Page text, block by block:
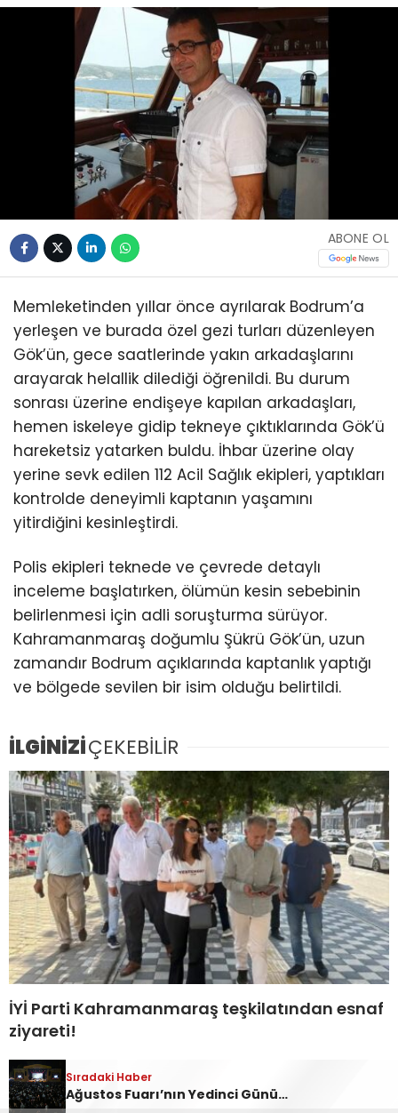
ABONE OL
Memleketinden yıllar önce ayrılarak Bodrum’a
yerleşen ve burada özel gezi turları düzenleyen
Gök’ün, gece saatlerinde yakın arkadaşlarını
arayarak helallik dilediği öğrenildi. Bu durum
sonrası üzerine endişeye kapılan arkadaşları,
hemen iskeleye gidip tekneye çıktıklarında Gök’ü
hareketsiz yatarken buldu. İhbar üzerine olay
yerine sevk edilen 112 Acil Sağlık ekipleri, yaptıkları
kontrolde deneyimli kaptanın yaşamını
yitirdiğini kesinleştirdi.
Polis ekipleri teknede ve çevrede detaylı
inceleme başlatırken, ölümün kesin sebebinin
belirlenmesi için adli soruşturma sürüyor.
Kahramanmaraş doğumlu Şükrü Gök’ün, uzun
zamandır Bodrum açıklarında kaptanlık yaptığı
ve bölgede sevilen bir isim olduğu belirtildi.
İLGİNİZİÇEKEBİLİR
İYİ Parti Kahramanmaraş teşkilatından esnaf
ziyareti!
Sıradaki Haber
Ağustos Fuarı’nın Yedinci Gününe Zakkum Damgası!